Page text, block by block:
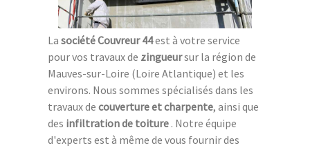
La société Couvreur 44est à votre service
pour vos travaux de zingueursur la région de
Mauves-sur-Loire (Loire Atlantique) et les
environs. Nous sommes spécialisés dans les
travaux de couverture et charpente, ainsi que
des infiltration de toiture . Notre équipe
d'experts est à même de vous fournir des